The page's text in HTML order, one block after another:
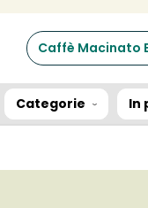
Caffè Macinato
Categorie In